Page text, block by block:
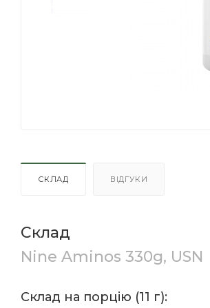
СКЛАД ВІДГУКИ
Склад
Nine Aminos 330g, USN
Склад на порцію (11 г):